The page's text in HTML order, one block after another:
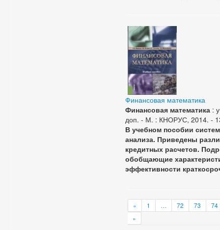
Финансовая математика
Финансовая математика :
доп. - М. : КНОРУС, 2014. -
В учебном пособии
анализа. Приведены
кредитных расчетов.
обобщающие
эффективности
« 1 … 72 73
74
»